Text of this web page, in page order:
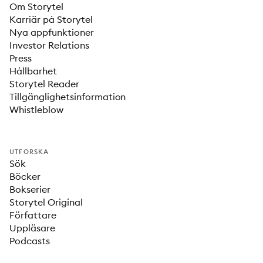
Om Storytel
Karriär på Storytel
Nya appfunktioner
Investor Relations
Press
Hållbarhet
Storytel Reader
Tillgänglighetsinformation
Whistleblow
UTFORSKA
Sök
Böcker
Bokserier
Storytel Original
Författare
Uppläsare
Podcasts